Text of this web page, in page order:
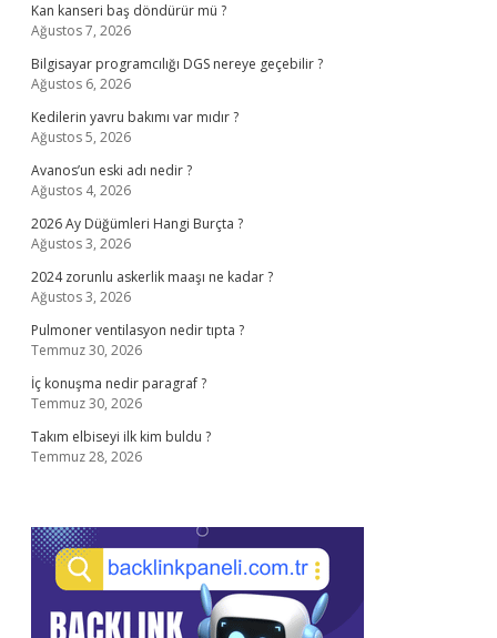
Kan kanseri baş döndürür mü ?
Ağustos 7, 2026
Bilgisayar programcılığı DGS nereye geçebilir ?
Ağustos 6, 2026
Kedilerin yavru bakımı var mıdır ?
Ağustos 5, 2026
Avanos’un eski adı nedir ?
Ağustos 4, 2026
2026 Ay Düğümleri Hangi Burçta ?
Ağustos 3, 2026
2024 zorunlu askerlik maaşı ne kadar ?
Ağustos 3, 2026
Pulmoner ventilasyon nedir tıpta ?
Temmuz 30, 2026
İç konuşma nedir paragraf ?
Temmuz 30, 2026
Takım elbiseyi ilk kim buldu ?
Temmuz 28, 2026